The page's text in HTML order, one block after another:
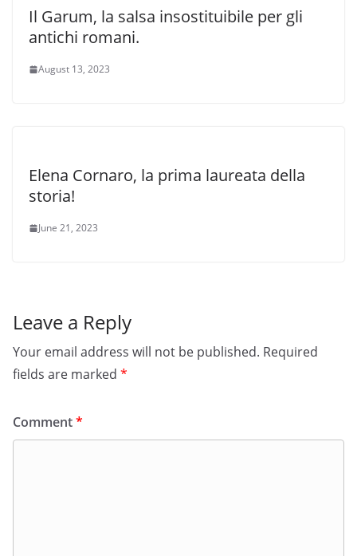
Il Garum, la salsa insostituibile per gli
antichi romani.
August 13, 2023
Elena Cornaro, la prima laureata della
storia!
June 21, 2023
Leave a Reply
Your email address will not be published. Required
fields are marked *
Comment*